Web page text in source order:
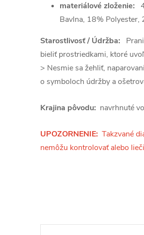
materiálové zloženie:
Bavlna, 18% Polyester,
Starostlivosť / Údržba:
bieliť prostriedkami, ktoré
> Nesmie sa žehliť,
o symboloch údržby a
Krajina pôvodu: navrhnuté
UPOZORNENIE: Takzvané
nemôžu kontrolovať alebo